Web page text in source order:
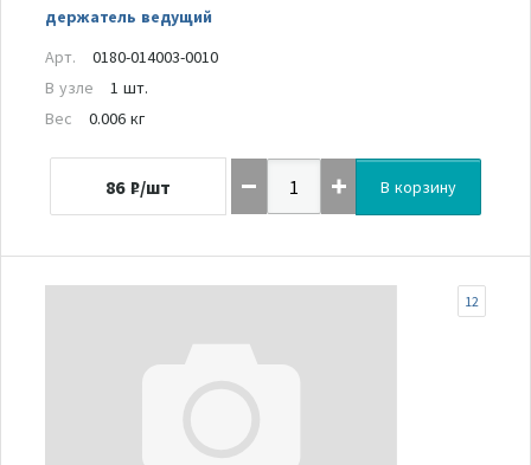
держатель ведущий
Арт.
0180-014003-0010
В узле
1 шт.
Вес
0.006 кг
86 ₽/шт В корзину
12